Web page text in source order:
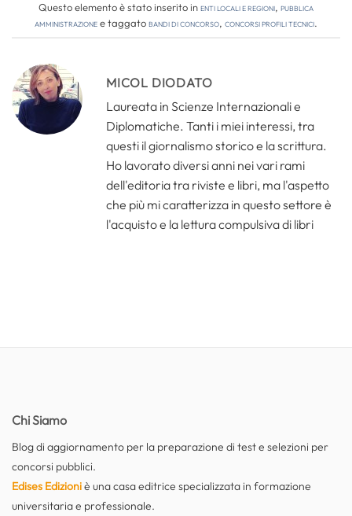
Questo elemento è stato inserito inEnti locali e regioni, Pubblica
amministrazionee taggatobandi di concorso, concorsi profili tecnici.
MICOL DIODATO
Laureata in Scienze Internazionali e
Diplomatiche. Tanti i miei interessi, tra
questi il giornalismo storico e la scrittura.
Ho lavorato diversi anni nei vari rami
dell'editoria tra riviste e libri, ma l'aspetto
che più mi caratterizza in questo settore è
l'acquisto e la lettura compulsiva di libri
Chi Siamo
Blog di aggiornamento per la preparazione di test e selezioni per
concorsi pubblici.
Edises Edizioniè una casa editrice specializzata in formazione
universitaria e professionale.